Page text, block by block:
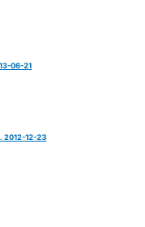
06-21
2012-12-23